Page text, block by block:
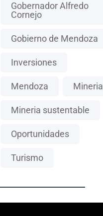
Gobernador Alfredo
Cornejo
Gobierno de Mendoza
Inversiones
Mendoza Mineria
Mineria sustentable
Oportunidades
Turismo